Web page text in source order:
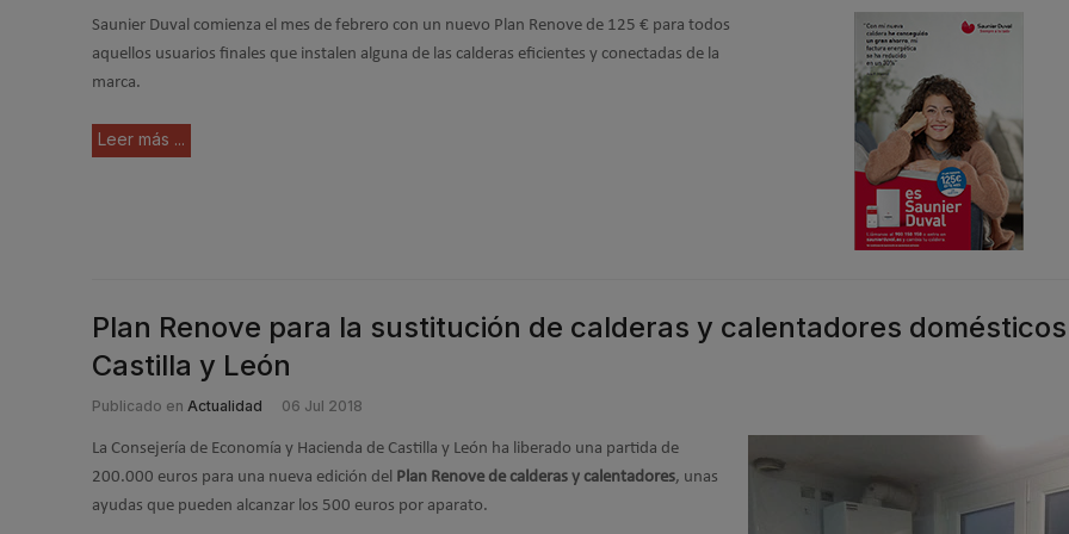
Saunier Duval comienza el mes de febrero con un nuevo Plan Renove de 125 € para todos
aquellos usuarios finales que instalen alguna de las calderas eficientes y conectadas de la
marca.
Leer más ...
Plan Renove para la sustitución de calderas y calentadores
Castilla y León
Publicado en Actualidad 06 Jul 2018
La Consejería de Economía y Hacienda de Castilla y León ha liberado una partida de
200.000 euros para una nueva edición del Plan Renove de calderas y calentadores, unas
ayudas que pueden alcanzar los 500 euros por aparato.